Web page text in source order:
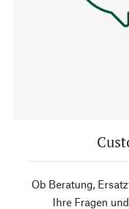
Ob Beratung,
Ihre Fragen